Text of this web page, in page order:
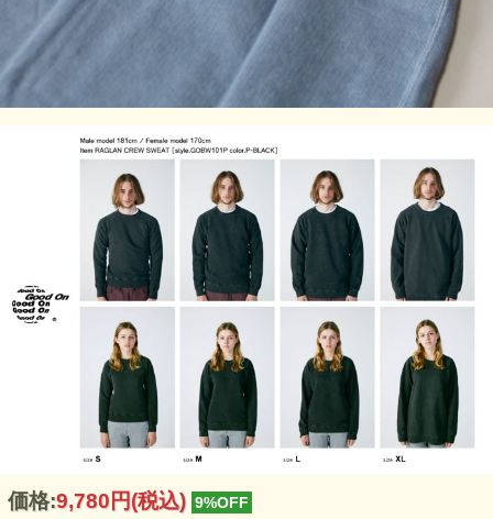
価格:9,780円(税込) 9%OFF